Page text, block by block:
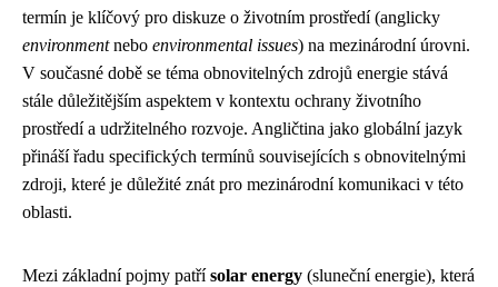
termín je klíčový pro diskuze o životním prostředí (anglicky
environmentnebo environmental issues) na mezinárodní úrovni.
V současné době se téma obnovitelných zdrojů energie stává
stále důležitějším aspektem v kontextu ochrany životního
prostředí a udržitelného rozvoje. Angličtina jako globální jazyk
přináší řadu specifických termínů souvisejících s obnovitelnými
zdroji, které je důležité znát pro mezinárodní komunikaci v této
oblasti.
Mezi základní pojmy patřísolar energy (sluneční energie), která